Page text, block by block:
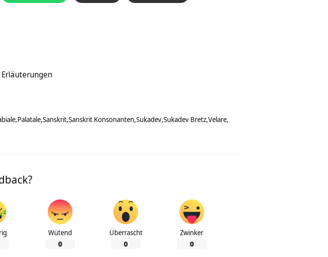
Erläuterungen
Palatale Sanskrit Sanskrit Konsonanten Sukadev Sukadev Bretz Velare
Wütend
0
Überrascht
0
Zwinker
0